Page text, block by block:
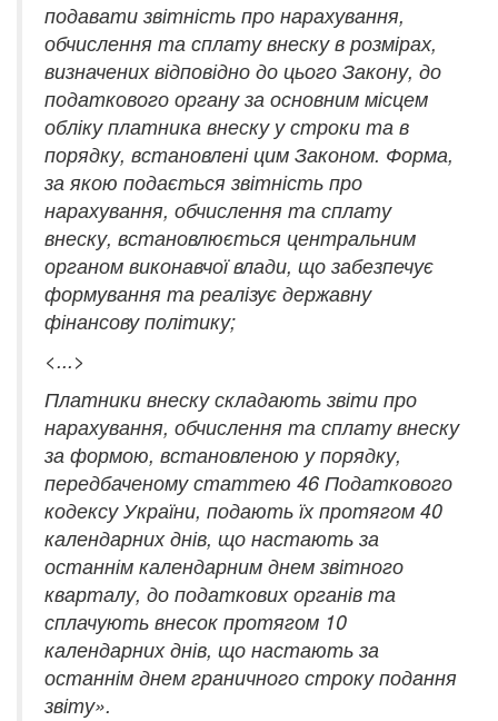
подавати звітність про нарахування,
обчислення та сплату внеску в розмірах,
визначених відповідно до цього Закону, до
податкового органу за основним місцем
обліку платника внеску у строки та в
порядку, встановлені цим Законом. Форма,
за якою подається звітність про
нарахування, обчислення та сплату
внеску, встановлюється центральним
органом виконавчої влади, що забезпечує
формування та реалізує державну
фінансову політику;
<...>
Платники внеску складають звіти про
нарахування, обчислення та сплату внеску
за формою, встановленою у порядку,
передбаченому статтею 46 Податкового
кодексу України, подають їх протягом 40
календарних днів, що настають за
останнім календарним днем звітного
кварталу, до податкових органів та
сплачують внесок протягом 10
календарних днів, що настають за
останнім днем граничного строку подання
звіту».